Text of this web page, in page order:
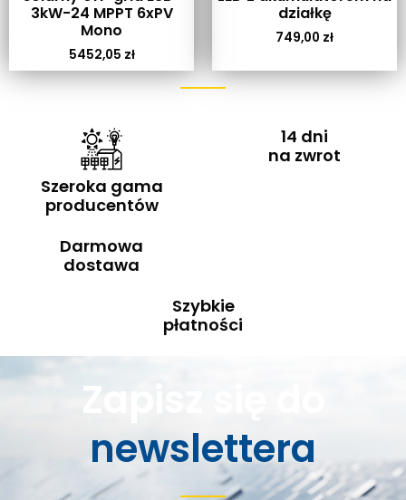
3kW-24 MPPT 6xPV
Mono
5452,05 zł
działkę
749,00 zł
Szeroka gama
producentów
14 dni
na zwrot
Darmowa
dostawa
Szybkie
płatności
Zapisz się do
newslettera